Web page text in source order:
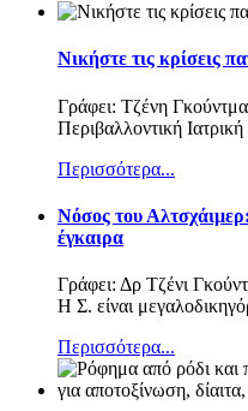
Νικήστε τις κρίσεις
Γράφει: Τζένη
Περιβαλλοντική
Περισσότερα...
Nόσος του
έγκαιρα
Γράφει: Δρ Τζένι
Η Σ. είναι
Περισσότερα...